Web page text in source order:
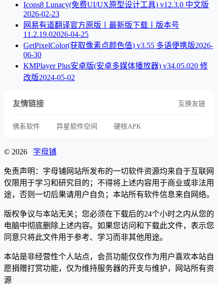
Icons8 Lunacy(免费UI/UX原型设计工具) v12.3.0 中文版
2026-02-23
网易有道翻译官方原版丨最新版下载丨版本号
11.2.19.02026-04-25
GetPixelColor(获取像素点颜色值) v3.55 多语便携版2026-
06-30
KMPlayer Plus安卓版(安卓多媒体播放器) v34.05.020 修
改版2024-05-02
友情链接 互换友链
佛系软件 异星软件空间 硬核APK
© 2026 字母铺
免责声明：字母铺网站所发布的一切软件资源均来自于互联网
仅限用于学习和研究目的；不得将上述内容用于商业或非法用
途，否则一切后果请用户自负；本站所有软件信息来自网络。
版权争议与本站无关；您必须在下载后的24个小时之内从您的
电脑中彻底删除上述内容。如果您访问和下载此文件，表示您
同意只将此文件用于参考、学习而非其他用途。
本站是非经营性个人站点，会员功能仅仅作为用户喜欢本站自
愿捐赠打赏功能，仅为维持服务器的开支与维护，网站所有资
源